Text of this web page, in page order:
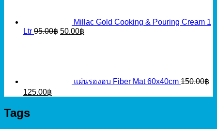
Millac Gold Cooking & Pouring Cream 1
Ltr 95.00฿ Original
50.00฿
แผ่นรองอบ Fiber Mat 60x40cm 150.00฿
Original
150.00฿.
125.00฿
Tags